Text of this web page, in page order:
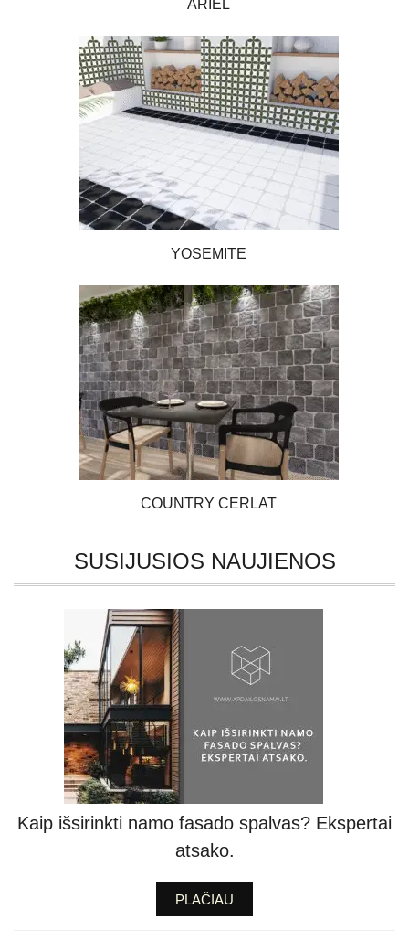
ARIEL
YOSEMITE
COUNTRY CERLAT
SUSIJUSIOS NAUJIENOS
Kaip išsirinkti namo fasado spalvas? Ekspertai
atsako.
PLAČIAU